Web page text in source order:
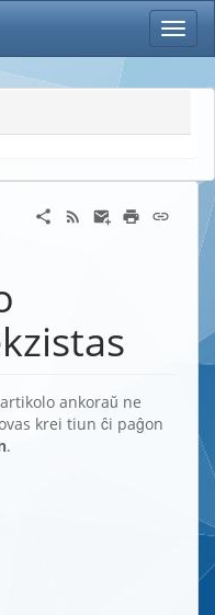
ankoraŭ ne
krei tiun ĉi paĝon
.